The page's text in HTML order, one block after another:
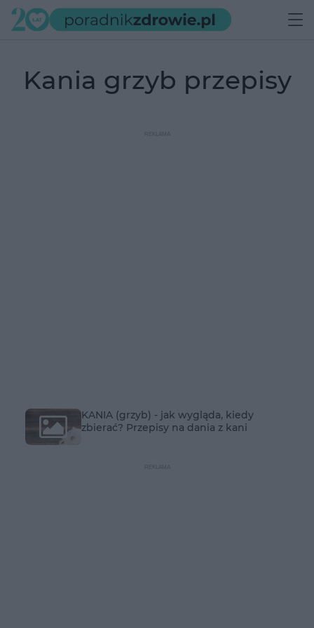
kania grzyb przepisy
KANIA (grzyb) - jak wygląda, kiedy
zbierać? Przepisy na dania z kani